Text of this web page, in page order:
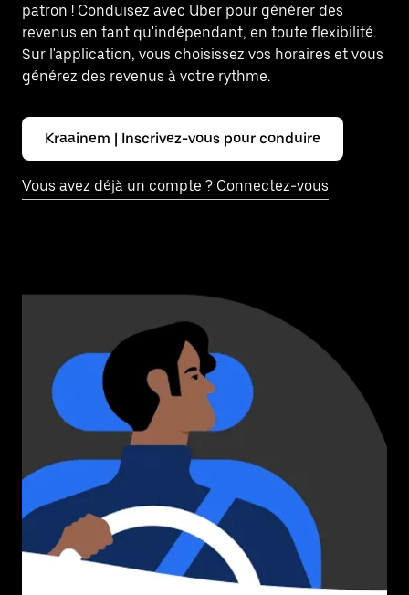
patron ! Conduisez avec Uber pour générer des
revenus en tant qu'indépendant, en toute flexibilité.
Sur l'application, vous choisissez vos horaires et vous
générez des revenus à votre rythme.
Kraainem | Inscrivez-vous pour conduire
Vous avez déjà un compte ? Connectez-vous